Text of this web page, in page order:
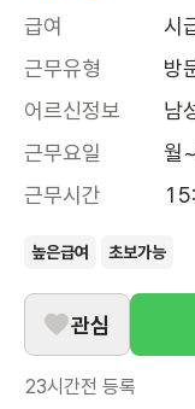
급여
시
근무유형
방
어르신정보
남
근무요일
월
근무시간
높은급여 초보가능
관심
23시간전 등록